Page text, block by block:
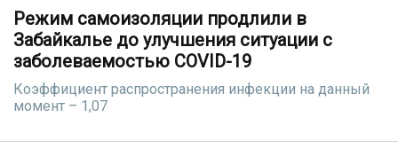
Режим самоизоляции продлили в
Забайкалье до улучшения ситуации с
заболеваемостью COVID-19
Коэффициент распространения инфекции на данный
момент – 1,07